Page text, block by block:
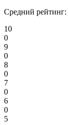
Средний рейтинг:
10
0
9
0
8
0
7
0
6
0
5